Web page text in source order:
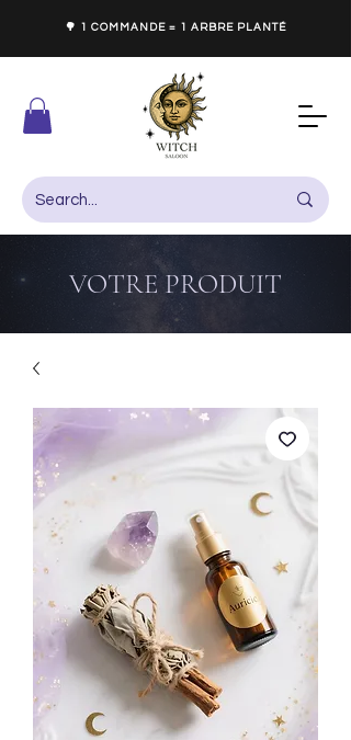
🌳 1 COMMANDE = 1 ARBRE PLANTÉ
VOTRE PRODUIT